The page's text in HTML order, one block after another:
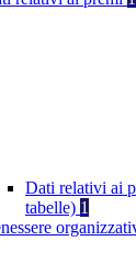
Dati relativi ai
tabelle) 1